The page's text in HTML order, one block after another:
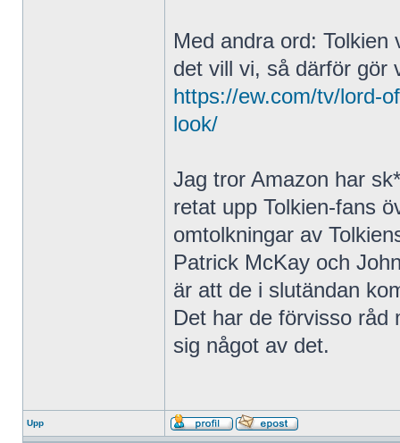
Med andra ord:
det vill vi, så därför gör
https://ew.com/tv/lord-
look/
Jag tror Amazon har
retat upp Tolkien-fans
omtolkningar av
Patrick McKay och
är att de i slutändan
Det har de förvisso råd
sig något av det.
Upp